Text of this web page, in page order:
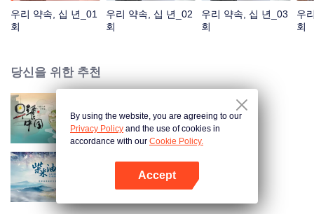
천이눠와 또 다른 10년 후의 재회를 약속한다. "한 번의 약속이 10년을 이어간
우리 약속, 십 년_01
회
우리 약속, 십 년_02
회
우리 약속, 십 년_03
회
우
회
당신을 위한 추천
Breakfast in China
A Long Cherished Dream
By using the website, you are agreeing to our
Privacy Policy and the use of cookies in
accordance with our Cookie Policy.
Accept